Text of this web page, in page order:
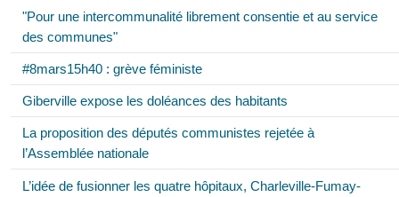
"Pour une intercommunalité librement consentie et au service
des communes"
#8mars15h40 : grève féministe
Giberville expose les doléances des habitants
La proposition des députés communistes rejetée à
l’Assemblée nationale
L’idée de fusionner les quatre hôpitaux, Charleville-Fumay-